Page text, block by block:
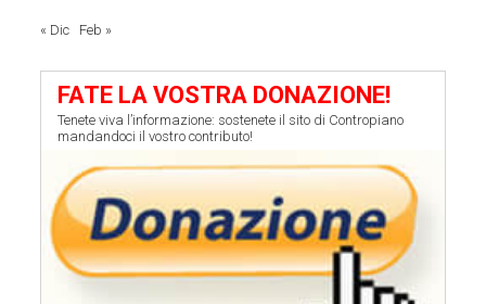
« Dic Feb »
FATE LA VOSTRA DONAZIONE!
Tenete viva l’informazione: sostenete il sito di Contropiano
mandandoci il vostro contributo!